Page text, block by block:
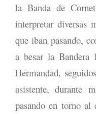
la Banda de
interpretar diversas
que iban pasando,
a besar la Bandera
Hermandad,
asistente, durante
pasando en torno al